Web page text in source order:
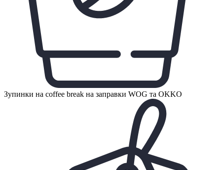
Зупинки на coffee break на заправки WOG та OKKO